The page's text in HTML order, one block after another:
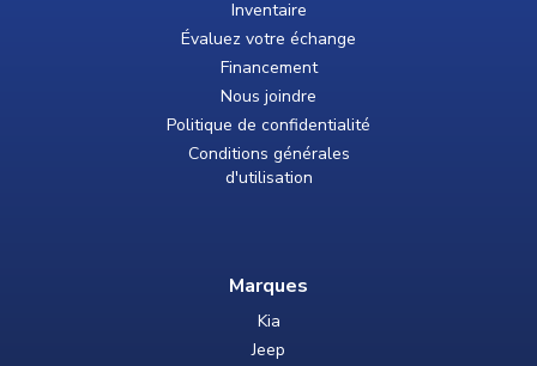
Inventaire
Évaluez votre échange
Financement
Nous joindre
Politique de confidentialité
Conditions générales
d'utilisation
Marques
Kia
Jeep